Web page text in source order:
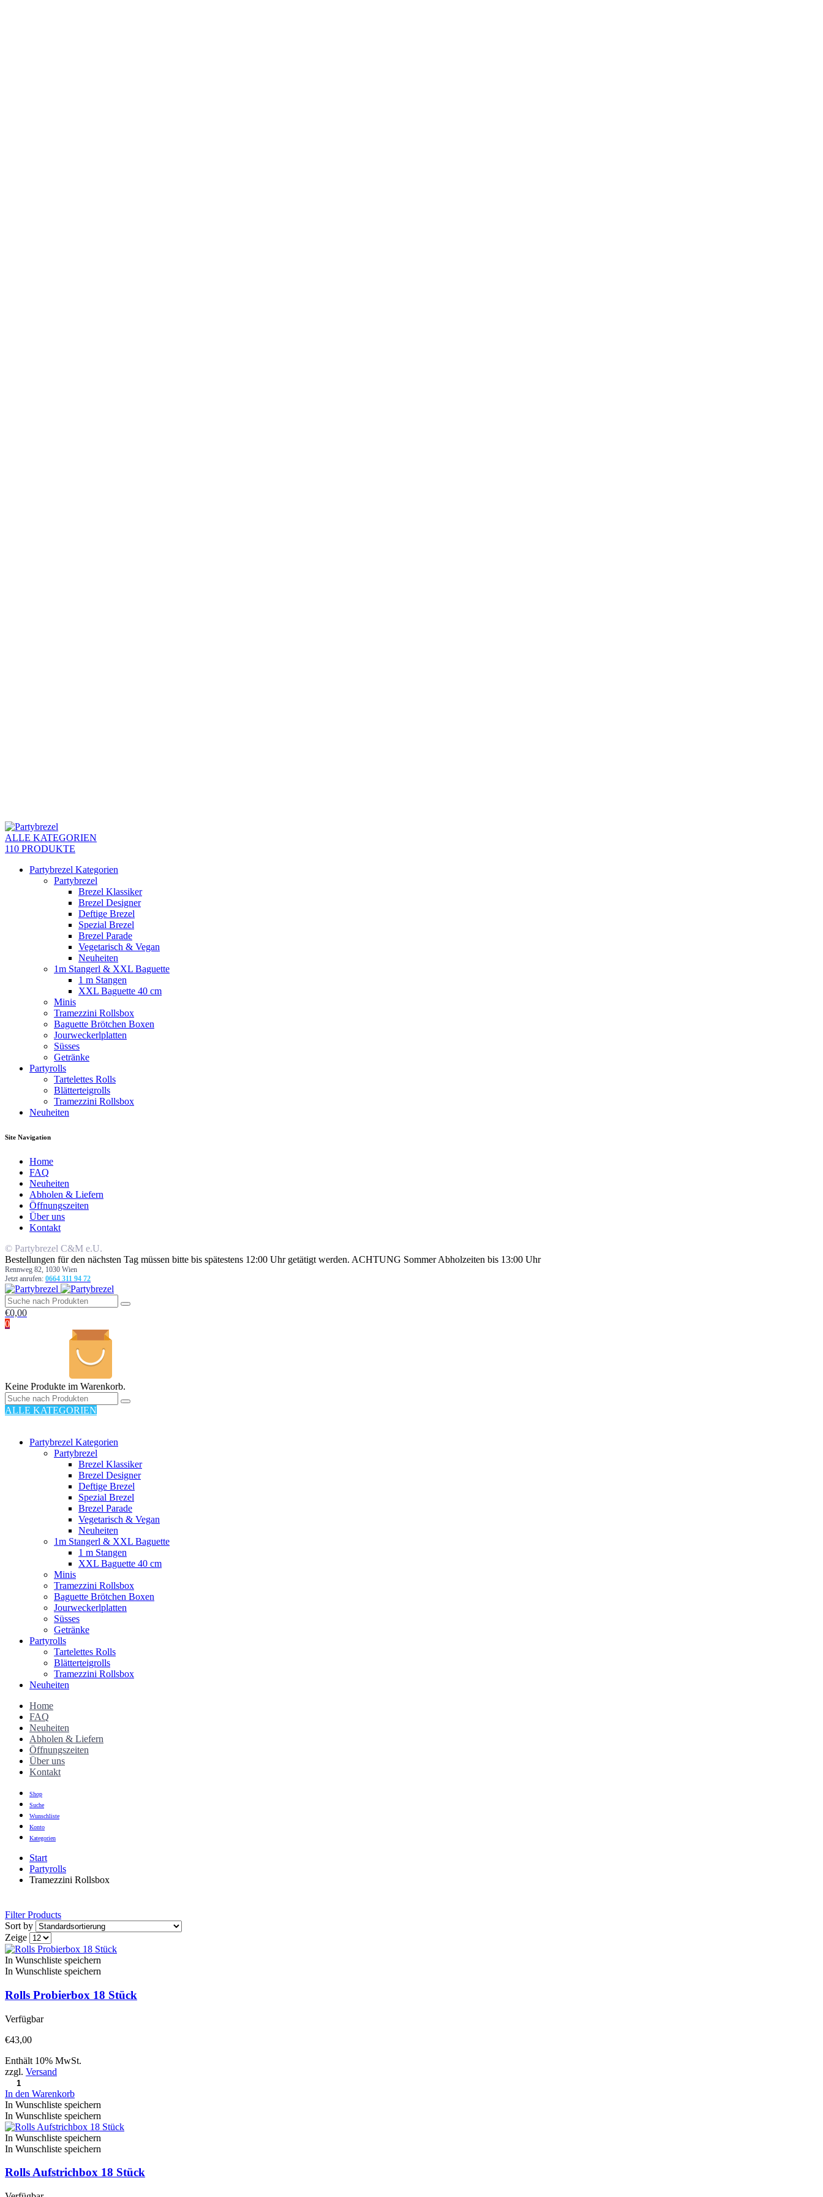
ALLE KATEGORIEN
110 PRODUKTE
Partybrezel Kategorien
Partybrezel
Brezel Klassiker
Brezel Designer
Deftige Brezel
Spezial Brezel
Brezel Parade
Vegetarisch & Vegan
Neuheiten
1m Stangerl & XXL Baguette
1 m Stangen
XXL Baguette 40 cm
Minis
Tramezzini Rollsbox
Baguette Brötchen Boxen
Jourweckerlplatten
Süsses
Getränke
Partyrolls
Tartelettes Rolls
Blätterteigrolls
Tramezzini Rollsbox
Neuheiten
Site Navigation
Home
FAQ
Neuheiten
Abholen & Liefern
Öffnungszeiten
Über uns
Kontakt
© Partybrezel C&M e.U.
Bestellungen für den nächsten Tag müssen bitte bis spätestens 12:00 Uhr getätigt werden. ACHTUNG Sommer Abholzeiten bis 13:00 Uhr
Rennweg 82, 1030 Wien
Jetzt anrufen: 0664 311 94 72
€0,00
0
Keine Produkte im Warenkorb.
ALLE KATEGORIEN
Partybrezel Kategorien
Partybrezel
Brezel Klassiker
Brezel Designer
Deftige Brezel
Spezial Brezel
Brezel Parade
Vegetarisch & Vegan
Neuheiten
1m Stangerl & XXL Baguette
1 m Stangen
XXL Baguette 40 cm
Minis
Tramezzini Rollsbox
Baguette Brötchen Boxen
Jourweckerlplatten
Süsses
Getränke
Partyrolls
Tartelettes Rolls
Blätterteigrolls
Tramezzini Rollsbox
Neuheiten
Home
FAQ
Neuheiten
Abholen & Liefern
Öffnungszeiten
Über uns
Kontakt
Shop
Suche
Wunschliste
Konto
Kategorien
Start
Partyrolls
Tramezzini Rollsbox
Filter Products
Sort by
Zeige
In Wunschliste speichern
In Wunschliste speichern
Rolls Probierbox 18 Stück
Verfügbar
€43,00
Enthält 10% MwSt.
zzgl. Versand
In den Warenkorb
In Wunschliste speichern
In Wunschliste speichern
In Wunschliste speichern
In Wunschliste speichern
Rolls Aufstrichbox 18 Stück